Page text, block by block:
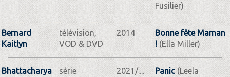
Fusilier)
Bernard
Kaitlyn
télévision,
VOD & DVD
2014
Bonne fête Maman
!(Ella Miller)
Bhattacharya
série 2021/.... Panic(Leela